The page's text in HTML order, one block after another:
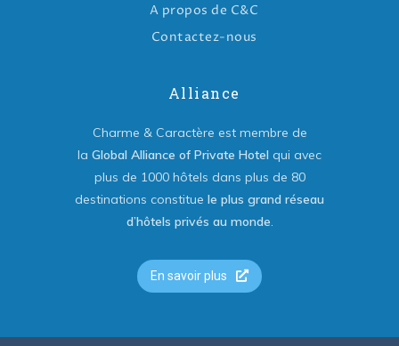
A propos de C&C
Contactez-nous
Alliance
Charme & Caractère est membre de
la Global Alliance of Private Hotel qui avec
plus de 1000 hôtels dans plus de 80
destinations constitue le plus grand réseau
d’hôtels privés au monde.
En savoir plus